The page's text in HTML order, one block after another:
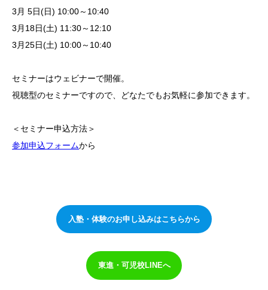
3月 5日(日) 10:00～10:40
3月18日(土) 11:30～12:10
3月25日(土) 10:00～10:40
セミナーはウェビナーで開催。
視聴型のセミナーですので、どなたでもお気軽に参加できます。
＜セミナー申込方法＞
参加申込フォームから
入塾・体験のお申し込みはこちらから
東進・可児校LINEへ